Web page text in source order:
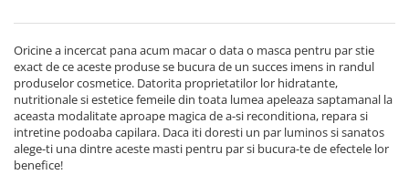
Oricine a incercat pana acum macar o data o masca pentru par stie
exact de ce aceste produse se bucura de un succes imens in randul
produselor cosmetice. Datorita proprietatilor lor hidratante,
nutritionale si estetice femeile din toata lumea apeleaza saptamanal la
aceasta modalitate aproape magica de a-si reconditiona, repara si
intretine podoaba capilara. Daca iti doresti un par luminos si sanatos
alege-ti una dintre aceste masti pentru par si bucura-te de efectele lor
benefice!